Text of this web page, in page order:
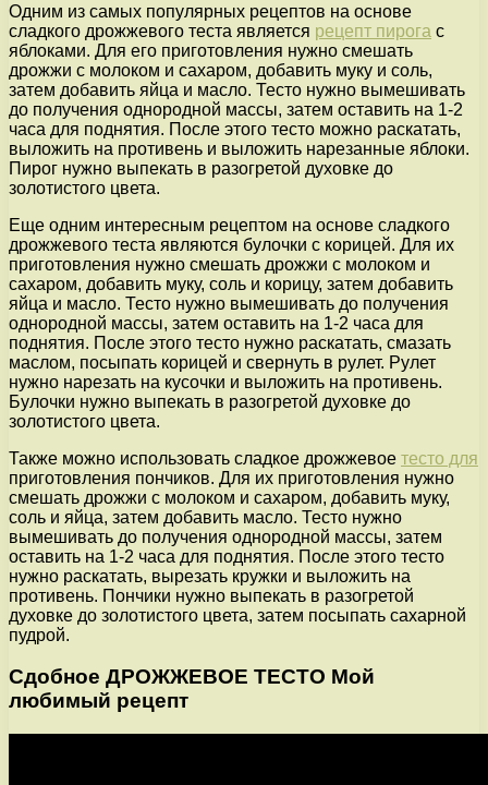
Одним из самых популярных рецептов на основе
сладкого дрожжевого теста является рецепт пирога с
яблоками. Для его приготовления нужно смешать
дрожжи с молоком и сахаром, добавить муку и соль,
затем добавить яйца и масло. Тесто нужно вымешивать
до получения однородной массы, затем оставить на 1-2
часа для поднятия. После этого тесто можно раскатать,
выложить на противень и выложить нарезанные яблоки.
Пирог нужно выпекать в разогретой духовке до
золотистого цвета.
Еще одним интересным рецептом на основе сладкого
дрожжевого теста являются булочки с корицей. Для их
приготовления нужно смешать дрожжи с молоком и
сахаром, добавить муку, соль и корицу, затем добавить
яйца и масло. Тесто нужно вымешивать до получения
однородной массы, затем оставить на 1-2 часа для
поднятия. После этого тесто нужно раскатать, смазать
маслом, посыпать корицей и свернуть в рулет. Рулет
нужно нарезать на кусочки и выложить на противень.
Булочки нужно выпекать в разогретой духовке до
золотистого цвета.
Также можно использовать сладкое дрожжевое тесто для
приготовления пончиков. Для их приготовления нужно
смешать дрожжи с молоком и сахаром, добавить муку,
соль и яйца, затем добавить масло. Тесто нужно
вымешивать до получения однородной массы, затем
оставить на 1-2 часа для поднятия. После этого тесто
нужно раскатать, вырезать кружки и выложить на
противень. Пончики нужно выпекать в разогретой
духовке до золотистого цвета, затем посыпать сахарной
пудрой.
Сдобное ДРОЖЖЕВОЕ ТЕСТО Мой
любимый рецепт